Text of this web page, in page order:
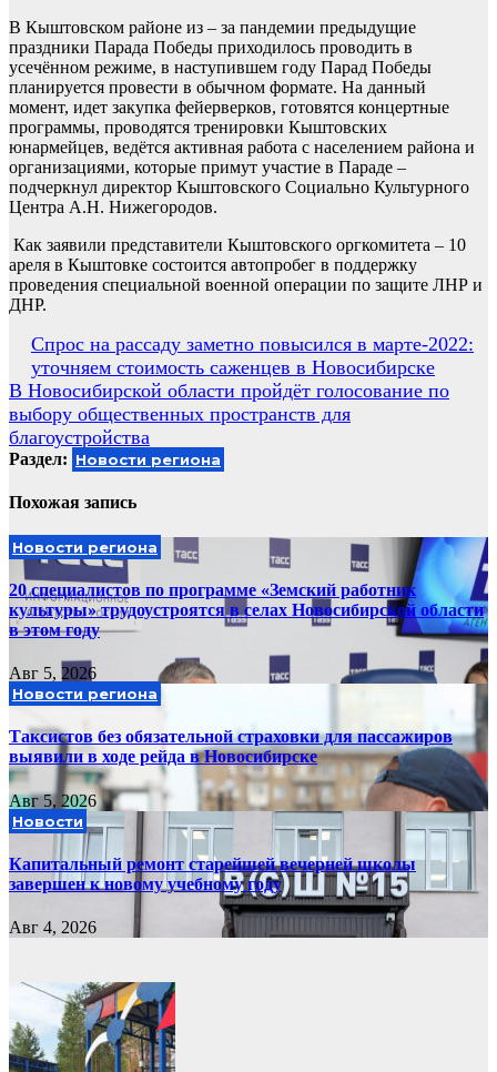
В Кыштовском районе из – за пандемии предыдущие
праздники Парада Победы приходилось проводить в
усечённом режиме, в наступившем году Парад Победы
планируется провести в обычном формате. На данный
момент, идет закупка фейерверков, готовятся концертные
программы, проводятся тренировки Кыштовских
юнармейцев, ведётся активная работа с населением района и
организациями, которые примут участие в Параде –
подчеркнул директор Кыштовского Социально Культурного
Центра А.Н. Нижегородов.
Как заявили представители Кыштовского оргкомитета – 10
ареля в Кыштовке состоится автопробег в поддержку
проведения специальной военной операции по защите ЛНР и
ДНР.
Навигация
по
записям
Спрос на рассаду заметно повысился в марте-2022:
уточняем стоимость саженцев в Новосибирске
В Новосибирской области пройдёт голосование по
выбору общественных пространств для
благоустройства
Раздел: Новости региона
Похожая запись
Новости региона
20 специалистов по программе «Земский работник
культуры» трудоустроятся в селах Новосибирской области
в этом году
Авг 5, 2026
Новости региона
Таксистов без обязательной страховки для пассажиров
выявили в ходе рейда в Новосибирске
Авг 5, 2026
Новости
Капитальный ремонт старейшей вечерней школы
завершен к новому учебному году
Авг 4, 2026